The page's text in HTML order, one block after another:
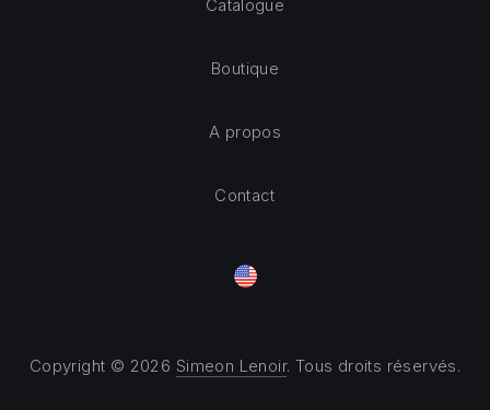
Copyright © 2026 Simeon Lenoir. Tous droits réservés.
Catalogue
Boutique
A propos
Contact